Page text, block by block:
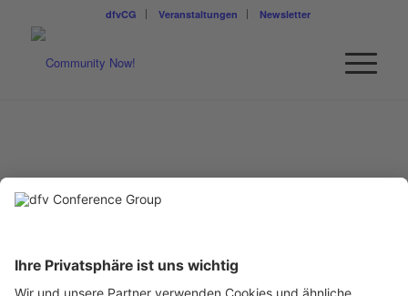
dfvCG Veranstaltungen Newsletter
Team Lead Community Experience
Cosnova